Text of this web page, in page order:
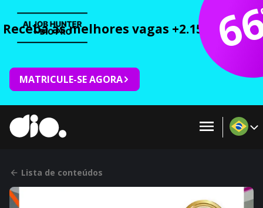
Receba as melhores vagas +2.150 cursos
MATRICULE-SE AGORA
Lista de conteúdos